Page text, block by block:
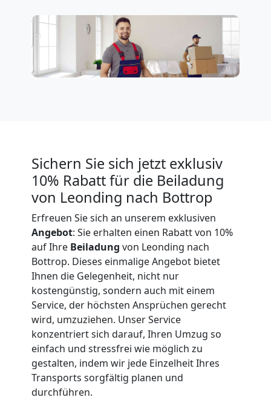
Sichern Sie sich jetzt exklusiv
10% Rabatt für die Beiladung
von Leonding nach Bottrop
Erfreuen Sie sich an unserem exklusiven
Angebot: Sie erhalten einen Rabatt von 10%
auf Ihre Beiladung von Leonding nach
Bottrop. Dieses einmalige Angebot bietet
Ihnen die Gelegenheit, nicht nur
kostengünstig, sondern auch mit einem
Service, der höchsten Ansprüchen gerecht
wird, umzuziehen. Unser Service
konzentriert sich darauf, Ihren Umzug so
einfach und stressfrei wie möglich zu
gestalten, indem wir jede Einzelheit Ihres
Transports sorgfältig planen und
durchführen.
Leonding
Büroumzug
Leonding
Tragehilfe
Leonding
Kleiner
Umzug
Leonding